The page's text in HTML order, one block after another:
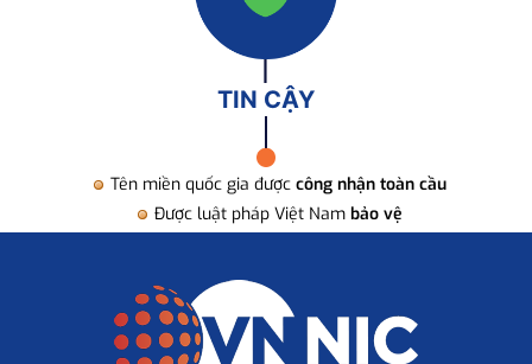
TIN CẬY
Tên miền quốc gia được công nhận toàn cầu
Được luật pháp Việt Nam bảo vệ